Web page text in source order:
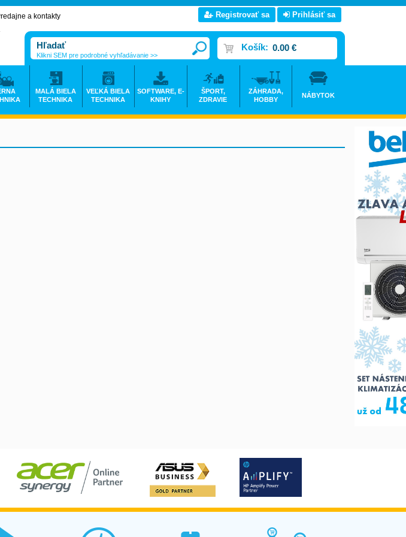
a kontakty
Registrovať sa Prihlásiť sa
Košík: 0.00 €
Klikni SEM pre podrobné vyhľadávanie >>
MALÁ BIELA
TECHNIKA
VEĽKÁ BIELA
TECHNIKA
SOFTWARE, E-
KNIHY
ŠPORT,
ZDRAVIE
ZÁHRADA,
HOBBY
NÁBYTOK